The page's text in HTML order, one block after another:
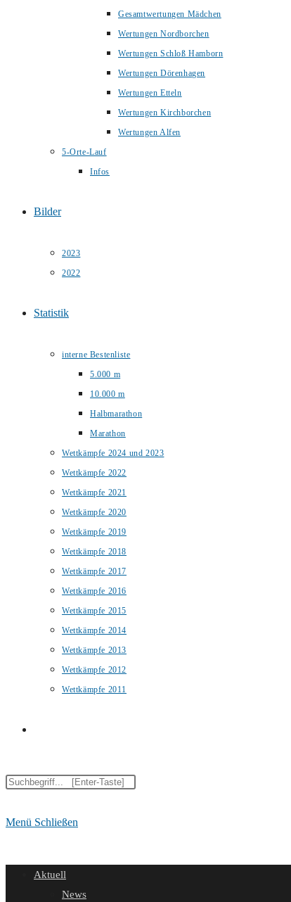
Gesamtwertungen Mädchen
Wertungen Nordborchen
Wertungen Schloß Hamborn
Wertungen Dörenhagen
Wertungen Etteln
Wertungen Kirchborchen
Wertungen Alfen
5-Orte-Lauf
Infos
Bilder
2023
2022
Statistik
interne Bestenliste
5.000 m
10.000 m
Halbmarathon
Marathon
Wettkämpfe 2024 und 2023
Wettkämpfe 2022
Wettkämpfe 2021
Wettkämpfe 2020
Wettkämpfe 2019
Wettkämpfe 2018
Wettkämpfe 2017
Wettkämpfe 2016
Wettkämpfe 2015
Wettkämpfe 2014
Wettkämpfe 2013
Wettkämpfe 2012
Wettkämpfe 2011
Suche
Diese
durchsuchen
Menü Schließen
Aktuell
News